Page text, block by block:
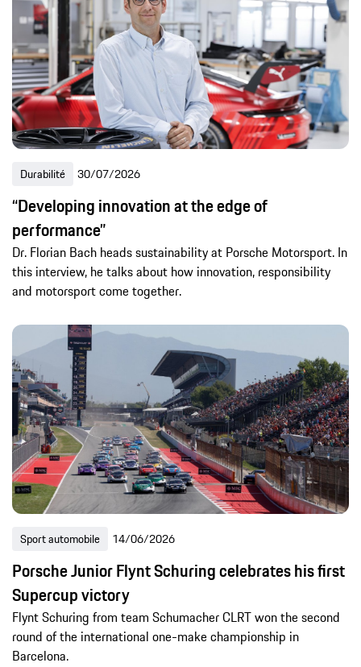
Durabilité 30/07/2026
“Developing innovation at the edge of
performance”
Dr. Florian Bach heads sustainability at Porsche Motorsport. In
this interview, he talks about how innovation, responsibility
and motorsport come together.
Sport automobile 14/06/2026
Porsche Junior Flynt Schuring celebrates his first
Supercup victory
Flynt Schuring from team Schumacher CLRT won the second
round of the international one-make championship in
Barcelona.